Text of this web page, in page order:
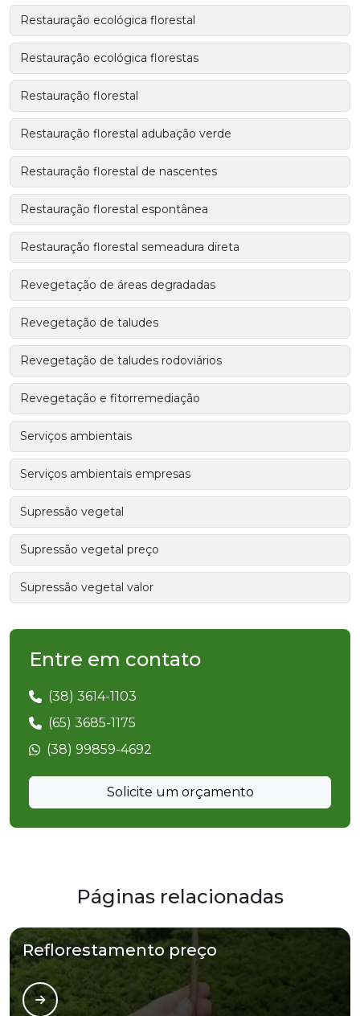
Restauração ecológica florestal
Restauração ecológica florestas
Restauração florestal
Restauração florestal adubação verde
Restauração florestal de nascentes
Restauração florestal espontânea
Restauração florestal semeadura direta
Revegetação de áreas degradadas
Revegetação de taludes
Revegetação de taludes rodoviários
Revegetação e fitorremediação
Serviços ambientais
Serviços ambientais empresas
Supressão vegetal
Supressão vegetal preço
Supressão vegetal valor
Entre em contato
(38) 3614-1103
(65) 3685-1175
(38) 99859-4692
Solicite um orçamento
Páginas relacionadas
Reflorestamento preço